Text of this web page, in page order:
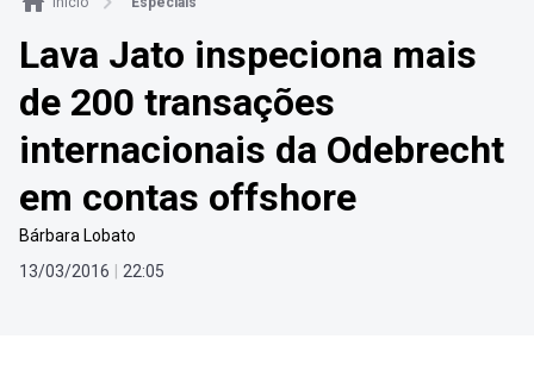
Lava Jato inspeciona mais
de 200 transações
internacionais da Odebrecht
em contas offshore
Bárbara Lobato
13/03/2016 22:05